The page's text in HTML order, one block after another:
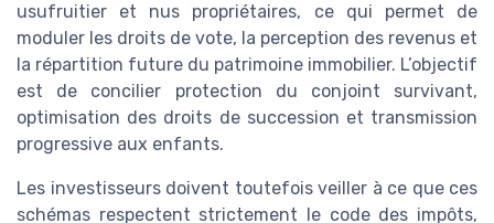
usufruitier et nus propriétaires, ce qui permet de
moduler les droits de vote, la perception des revenus et
la répartition future du patrimoine immobilier. L’objectif
est de concilier protection du conjoint survivant,
optimisation des droits de succession et transmission
progressive aux enfants.
Les investisseurs doivent toutefois veiller à ce que ces
schémas respectent strictement le code des impôts,